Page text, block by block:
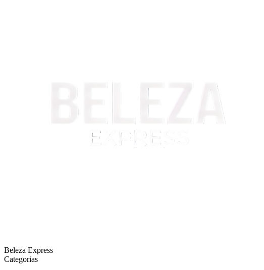
Beleza Express
Categorias